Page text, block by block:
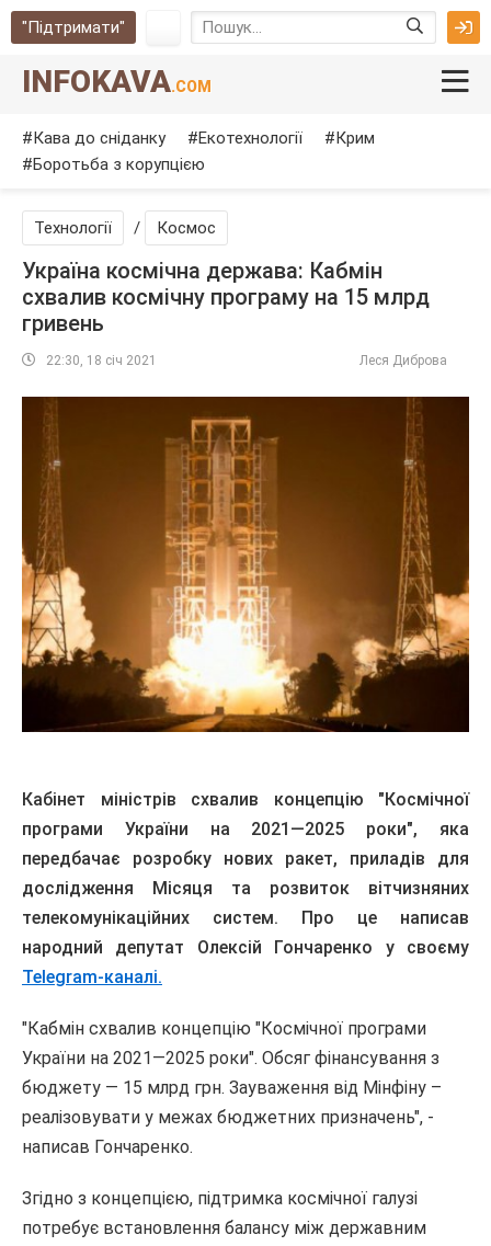
"Підтримати"
INFOKAVA.COM
Кава до сніданку Екотехнології
Крим
Боротьба з корупцією
Технології / Космос
Україна космічна держава: Кабмін
схвалив космічну програму на 15 млрд
гривень
22:30, 18 січ 2021 Леся Диброва
Кабінет міністрів схвалив концепцію "Космічної
програми України на 2021―2025 роки", яка
передбачає розробку нових ракет, приладів для
дослідження Місяця та розвиток вітчизняних
телекомунікаційних систем. Про це написав
народний депутат Олексій Гончаренко у своєму
Telegram-каналі.
"Кабмін схвалив концепцію "Космічної програми
України на 2021―2025 роки". Обсяг фінансування з
бюджету — 15 млрд грн. Зауваження від Мінфіну –
реалізовувати у межах бюджетних призначень", -
написав Гончаренко.
Згідно з концепцією, підтримка космічної галузі
потребує встановлення балансу між державним